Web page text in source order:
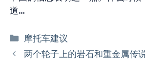
道…
分
类
摩托车建议
两个轮子上的岩石和重金属传